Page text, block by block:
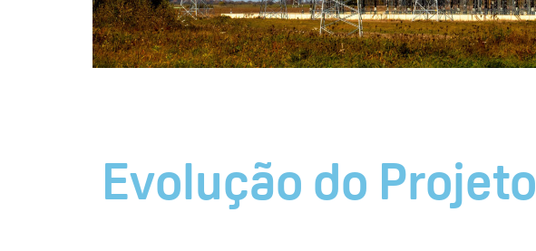
Evolução do Projeto